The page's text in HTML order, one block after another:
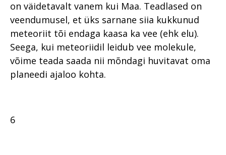
on väidetavalt vanem kui Maa. Teadlased on
veendumusel, et üks sarnane siia kukkunud
meteoriit tõi endaga kaasa ka vee (ehk elu).
Seega, kui meteoriidil leidub vee molekule,
võime teada saada nii mõndagi huvitavat oma
planeedi ajaloo kohta.
6